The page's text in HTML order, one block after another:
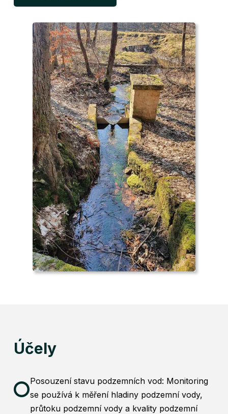
Účely
Posouzení stavu podzemních vod: Monitoring
se používá k měření hladiny podzemní vody,
průtoku podzemní vody a kvality podzemní